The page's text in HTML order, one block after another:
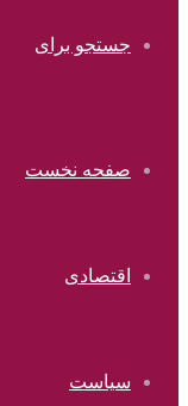
جستجو برای
صفحه نخست
اقتصادی
سیاست